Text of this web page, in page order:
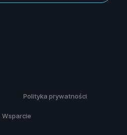
Polityka prywatności
Wsparcie